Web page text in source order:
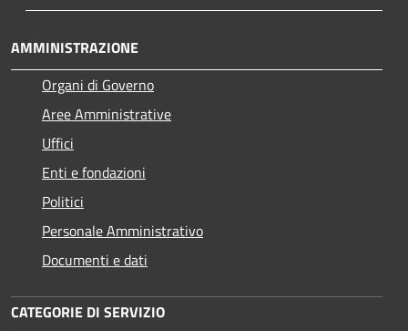
AMMINISTRAZIONE
Organi di Governo
Aree Amministrative
Uffici
Enti e fondazioni
Politici
Personale Amministrativo
Documenti e dati
CATEGORIE DI SERVIZIO